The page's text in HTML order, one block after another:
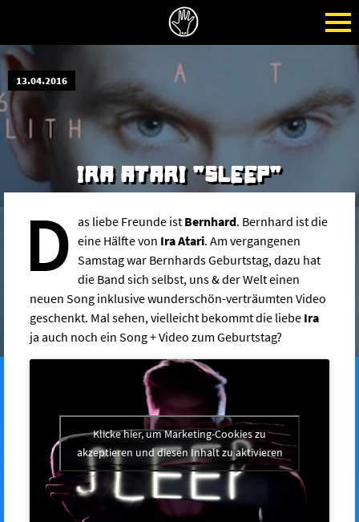
13.04.2016
IRA ATARI "SLEEP"
D as liebe Freunde ist Bernhard. Bernhard ist die
eine Hälfte von Ira Atari. Am vergangenen
Samstag war Bernhards Geburtstag, dazu hat
die Band sich selbst, uns & der Welt einen
neuen Song inklusive wunderschön-verträumten Video
geschenkt. Mal sehen, vielleicht bekommt die liebe Ira
ja auch noch ein Song + Video zum Geburtstag?
Klicke hier, um Marketing-Cookies zu
akzeptieren und diesen Inhalt zu aktivieren